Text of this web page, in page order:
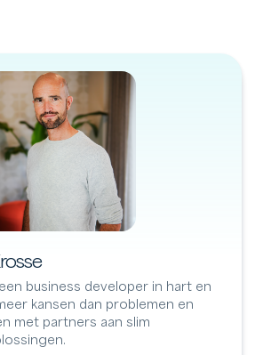
business developer in hart en
kansen dan problemen en
met partners aan slim